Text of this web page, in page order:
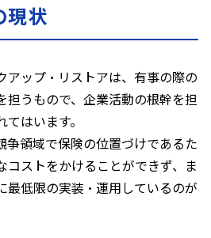
現状
アップ・リストアは、有事の際の
担うもので、企業活動の根幹を担
はいます。
争領域で保険の位置づけであるた
コストをかけることができず、ま
最低限の実装・運用しているのが